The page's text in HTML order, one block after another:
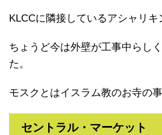
KLCCに隣接しているアシャリキ
ちょうど今は外壁が工事中らし
た。
モスクとはイスラム教のお寺の事
セントラル・マーケット